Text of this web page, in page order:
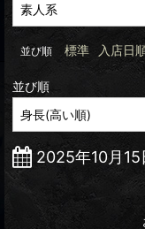
並び順 標準 入店日
並び順
2025年10月